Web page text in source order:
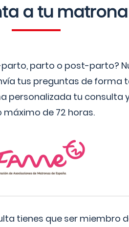
a tu matrona
parto o post-parto?
tus preguntas de forma
tu consulta
máximo de 72 horas.
tienes que ser miembro de